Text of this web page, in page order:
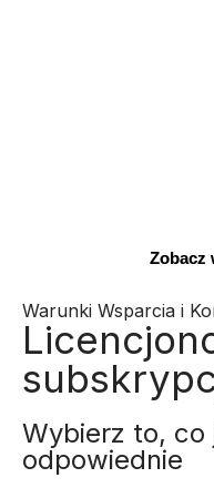
Zobacz
Warunki Wsparcia i
Wybierz to, co
odpowiednie